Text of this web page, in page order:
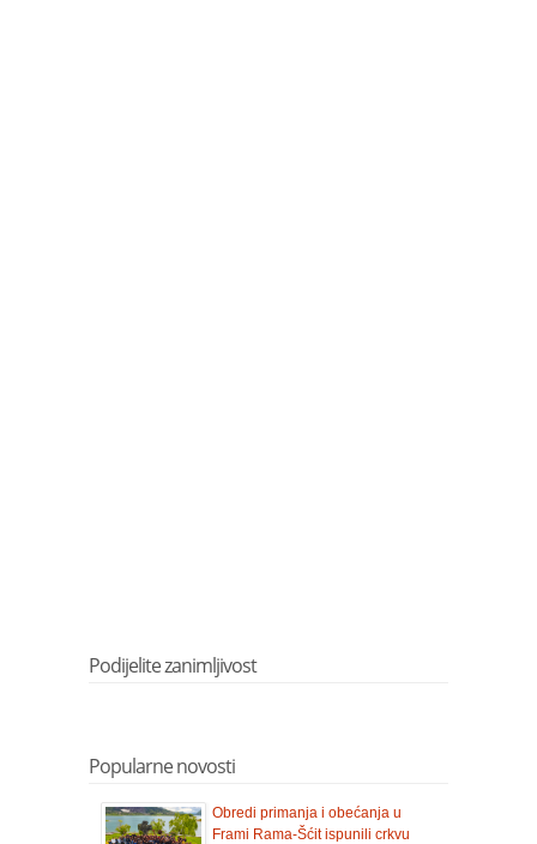
Podijelite zanimljivost
Popularne novosti
Obredi primanja i obećanja u
Frami Rama-Šćit ispunili crkvu